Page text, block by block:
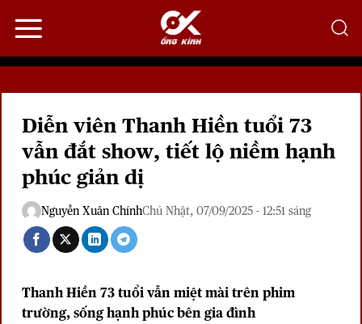
qua
dung
Diễn viên Thanh Hiền tuổi 73
vẫn đắt show, tiết lộ niềm hạnh
phúc giản dị
Nguyễn Xuân ChínhChủ Nhật, 07/09/2025 - 12:51 sáng
Thanh Hiền 73 tuổi vẫn miệt mài trên phim
trường, sống hạnh phúc bên gia đình